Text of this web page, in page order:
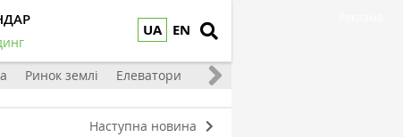
UA EN
Ринок землі Елеватори Тваринництво
Наступна новина